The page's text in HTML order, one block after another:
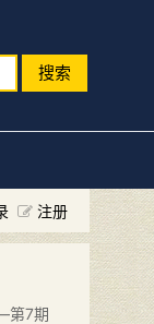
搜索
注册
第7期